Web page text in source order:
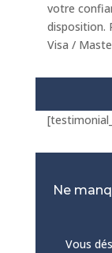
votre
disposition.
Visa /
Ne
Vous